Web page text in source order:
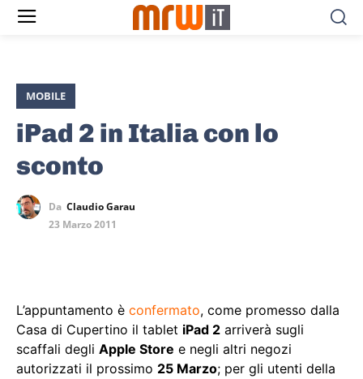
MOBILE
iPad 2 in Italia con lo
sconto
Da Claudio Garau
23 Marzo 2011
L’appuntamento è confermato, come promesso dalla
Casa di Cupertino il tablet iPad 2 arriverà sugli
scaffali degli Apple Store e negli altri negozi
autorizzati il prossimo 25 Marzo; per gli utenti della